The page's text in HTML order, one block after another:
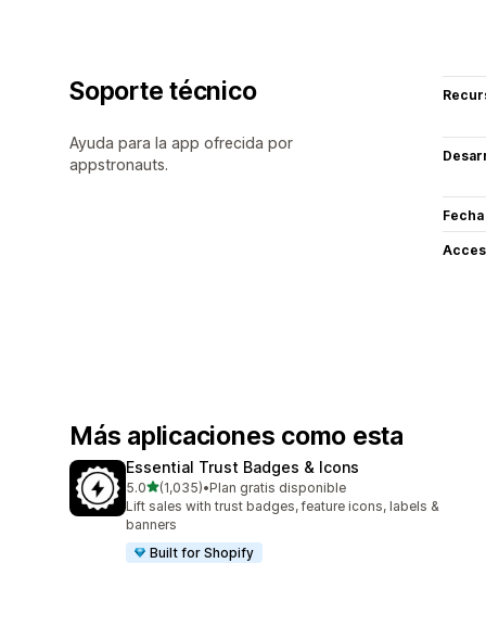
Soporte técnico
Ayuda para la app ofrecida por
appstronauts.
Más aplicaciones como esta
Essential Trust Badges & Icons
5.0de 5 estrellas
(1,035)
1035 reseñas en total
•Plan gratis disponible
Lift sales with trust badges, feature icons, labels &
banners
Built for Shopify